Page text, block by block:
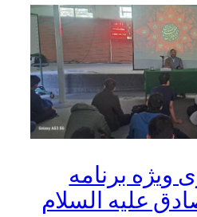
برنامه
علیه السلام